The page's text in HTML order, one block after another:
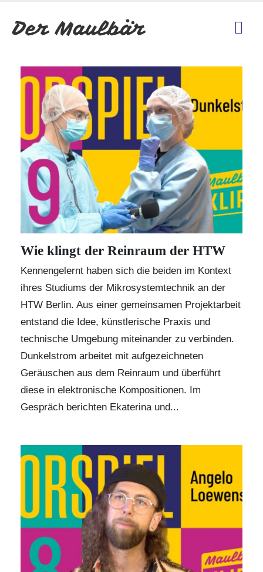
Wie klingt der Reinraum der HTW
Kennengelernt haben sich die beiden im Kontext
ihres Studiums der Mikrosystemtechnik an der
HTW Berlin. Aus einer gemeinsamen Projektarbeit
entstand die Idee, künstlerische Praxis und
technische Umgebung miteinander zu verbinden.
Dunkelstrom arbeitet mit aufgezeichneten
Geräuschen aus dem Reinraum und überführt
diese in elektronische Kompositionen. Im
Gespräch berichten Ekaterina und...